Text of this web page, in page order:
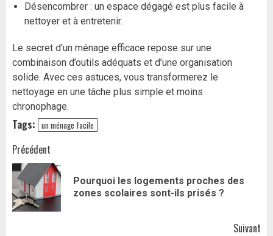
Désencombrer : un espace dégagé est plus facile à
nettoyer et à entretenir.
Le secret d’un ménage efficace repose sur une
combinaison d’outils adéquats et d’une organisation
solide. Avec ces astuces, vous transformerez le
nettoyage en une tâche plus simple et moins
chronophage.
Tags: un ménage facile
Navigation
d’article
Précédent
Pourquoi les logements proches des
zones scolaires sont-ils prisés ?
Suivant